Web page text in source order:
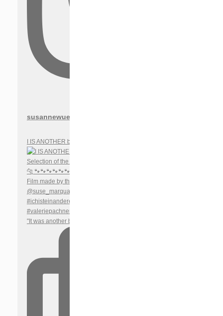
susannewuest
I IS ANOTHER by Felix Randau will premiere in the
"It was another beautiful day here. We made an eno